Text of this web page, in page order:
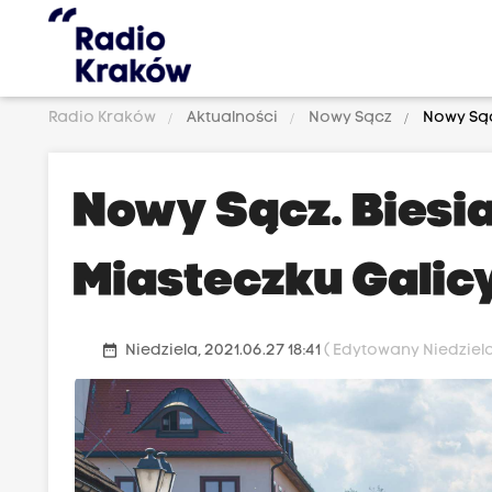
Radio Kraków Aktualności Nowy Sącz Nowy
Nowy Sącz.
Miasteczku
date_range Niedziela, 2021.06.27 18:41( Edytowany